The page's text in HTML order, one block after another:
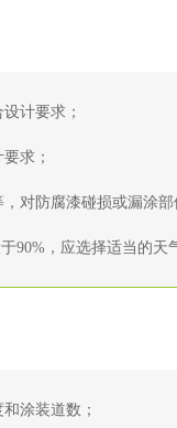
计要求；
求；
对防腐漆碰损或漏涂
，应选择适当的天
涂装道数；